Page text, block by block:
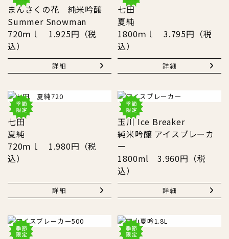
まんさくの花 純米吟醸
Summer Snowman
720ｍｌ 1.925円（税
込）
詳細
七田
夏純
1800ｍｌ 3.795円（税
込）
詳細
七田
夏純
720ｍｌ 1.980円（税
込）
詳細
玉川 Ice Breaker
純米吟醸 アイスブレーカ
ー
1800ml 3.960円（税
込）
詳細